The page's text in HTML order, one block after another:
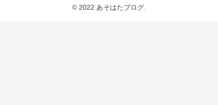
© 2022 あそはたブログ.